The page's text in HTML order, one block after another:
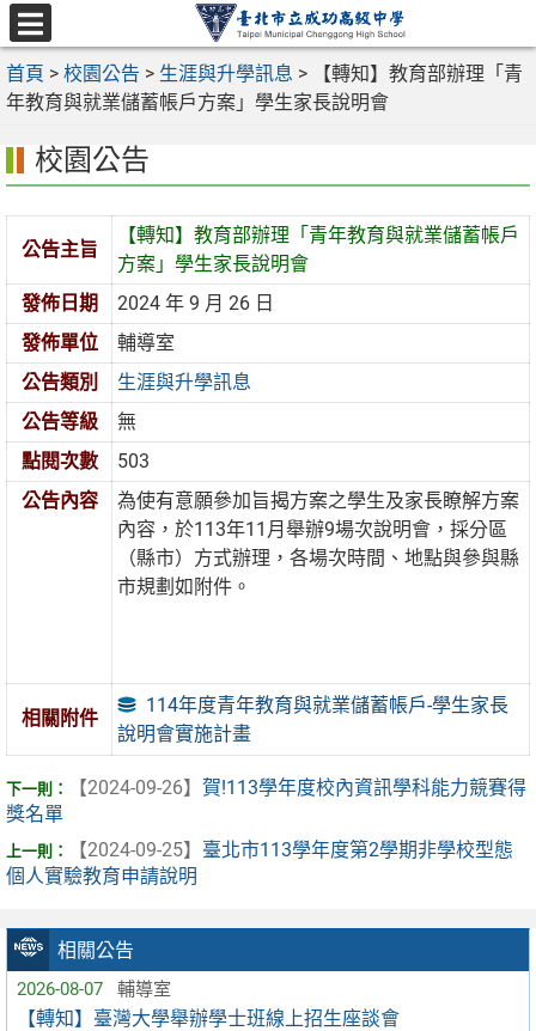
跳
至
主
要
區
選
單
首頁 > 校園公告 > 生涯與升學訊息 >
【轉知】教育部辦理「青
年教育與就業儲蓄帳戶方案」學生家長說明會
相關公告
2026-08-07 輔導室
【轉知】臺灣大學舉辦學士班線上招生座談會
校園公告
公告主旨
【轉知】教育部辦理「青年教育與就業儲蓄帳戶
方案」學生家長說明會
發佈日期
2024 年 9 月 26 日
發佈單位
輔導室
公告類別
生涯與升學訊息
公告等級
無
點閱次數
503
公告內容
為使有意願參加旨揭方案之學生及家長瞭解方案
內容，於113年11月舉辦9場次說明會，採分區
（縣市）方式辦理，各場次時間、地點與參與縣
市規劃如附件。
相關附件
114年度青年教育與就業儲蓄帳戶-學生家長
說明會實施計畫
【2024-09-26】 賀!113學年度校內資訊學科能力競賽得
獎名單
【2024-09-25】 臺北市113學年度第2學期非學校型態
個人實驗教育申請說明